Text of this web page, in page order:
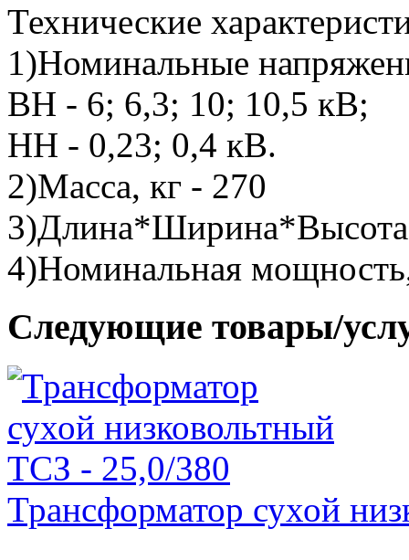
Технические
1)Номинальные
ВН - 6; 6,3; 10; 10,5 кВ;
НН - 0,23; 0,4 кВ.
2)Масса, кг - 270
4)Номинальная
Следующие товары/
Трансформатор сухой